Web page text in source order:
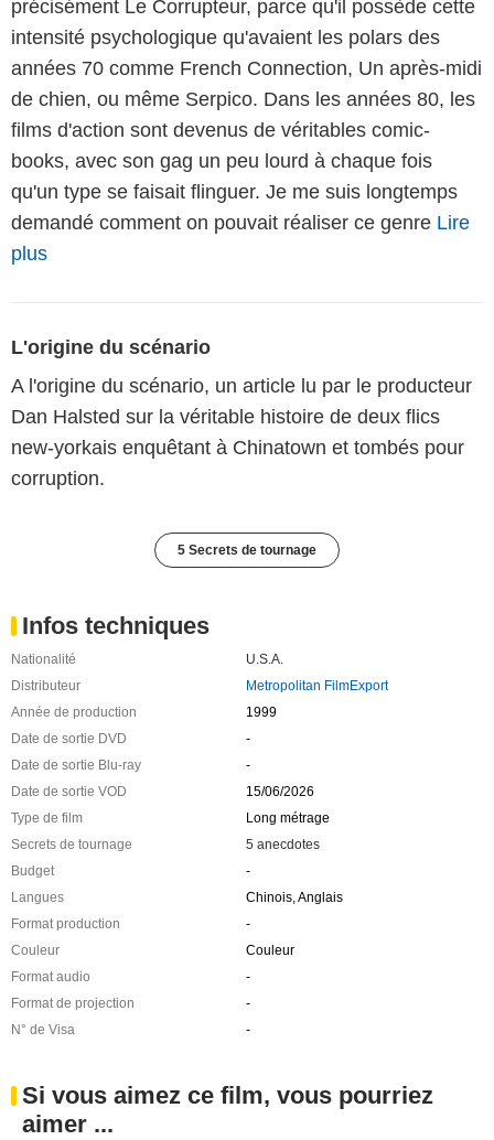
précisément Le Corrupteur, parce qu'il possède cette
intensité psychologique qu'avaient les polars des
années 70 comme French Connection, Un après-midi
de chien, ou même Serpico. Dans les années 80, les
films d'action sont devenus de véritables comic-
books, avec son gag un peu lourd à chaque fois
qu'un type se faisait flinguer. Je me suis longtemps
demandé comment on pouvait réaliser ce genre Lire
plus
L'origine du scénario
A l'origine du scénario, un article lu par le producteur
Dan Halsted sur la véritable histoire de deux flics
new-yorkais enquêtant à Chinatown et tombés pour
corruption.
5 Secrets de tournage
Infos techniques
Nationalité
U.S.A.
Distributeur
Metropolitan FilmExport
Année de production
1999
Date de sortie DVD
-
Date de sortie Blu-ray
-
Date de sortie VOD
15/06/2026
Type de film
Long métrage
Secrets de tournage
5 anecdotes
Budget
-
Langues
Chinois, Anglais
Format production
-
Couleur
Couleur
Format audio
-
Format de projection
-
N° de Visa
-
Si vous aimez ce film, vous pourriez
aimer ...